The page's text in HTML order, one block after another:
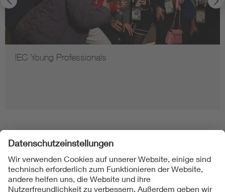
IEC Young Professionals
Folgen Sie uns